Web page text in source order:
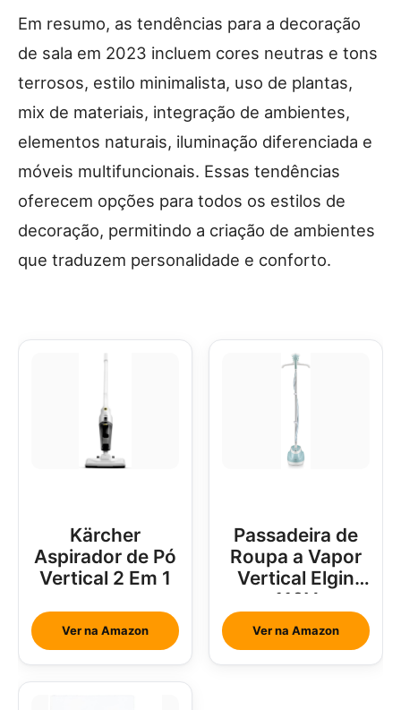
Em resumo, as tendências para a decoração
de sala em 2023 incluem cores neutras e tons
terrosos, estilo minimalista, uso de plantas,
mix de materiais, integração de ambientes,
elementos naturais, iluminação diferenciada e
móveis multifuncionais. Essas tendências
oferecem opções para todos os estilos de
decoração, permitindo a criação de ambientes
que traduzem personalidade e conforto.
Kärcher
Aspirador de Pó
Vertical 2 Em 1
Ver na Amazon
Passadeira de
Roupa a Vapor
Vertical Elgin
110V
Ver na Amazon